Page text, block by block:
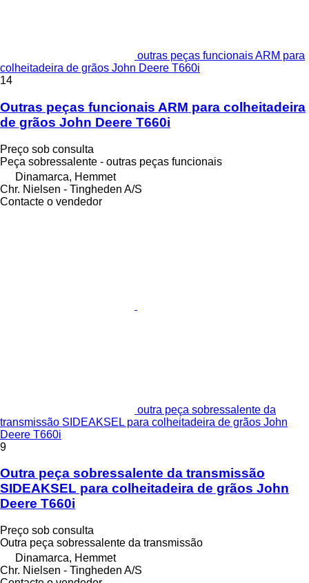
outras peças funcionais ARM para
colheitadeira de grãos John Deere T660i
14
Outras peças funcionais ARM para colheitadeira
de grãos John Deere T660i
Preço sob consulta
Peça sobressalente - outras peças funcionais
Dinamarca, Hemmet
Chr. Nielsen - Tingheden A/S
Contacte o vendedor
outra peça sobressalente da
transmissão SIDEAKSEL para colheitadeira de grãos John
Deere T660i
9
Outra peça sobressalente da transmissão
SIDEAKSEL para colheitadeira de grãos John
Deere T660i
Preço sob consulta
Outra peça sobressalente da transmissão
Dinamarca, Hemmet
Chr. Nielsen - Tingheden A/S